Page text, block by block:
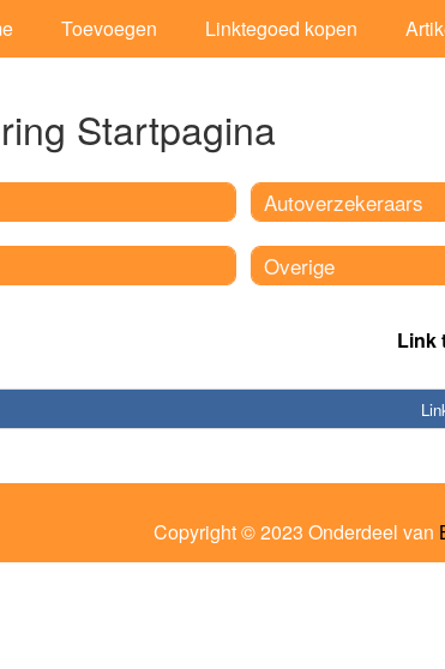
Toevoegen Linktegoed kopen
Startpagina
Autoverzekeraars
Overige
Link
Copyright © 2023 Onderdeel van